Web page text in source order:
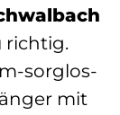
richtig.
sorglos-
mit